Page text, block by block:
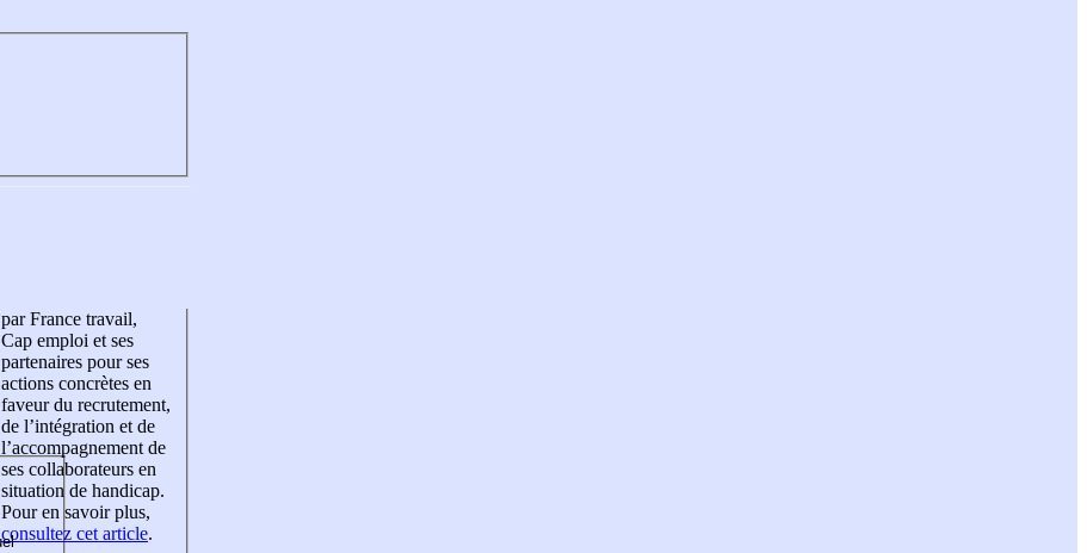
par France travail,
Cap emploi et ses
partenaires pour ses
actions concrètes en
faveur du recrutement,
de l’intégration et de
l’accompagnement de
ses collaborateurs en
situation de handicap.
Pour en savoir plus,
consultez cet article.